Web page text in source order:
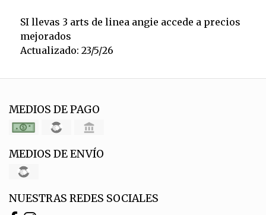
SI llevas 3 arts de linea angie accede a precios
mejorados
Actualizado: 23/5/26
MEDIOS DE PAGO
MEDIOS DE ENVÍO
NUESTRAS REDES SOCIALES